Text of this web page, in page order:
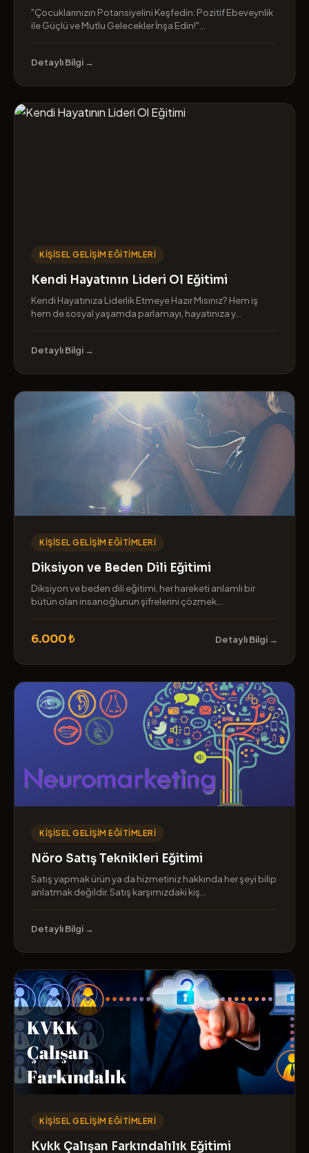
"Çocuklarınızın Potansiyelini Keşfedin: Pozitif Ebeveynlik
ile Güçlü ve Mutlu Gelecekler İnşa Edin!"...
Detaylı Bilgi →
KIŞISEL GELIŞIM EĞITIMLERI
Kendi Hayatının Lideri Ol Eğitimi
Kendi Hayatınıza Liderlik Etmeye Hazır Mısınız? Hem iş
hem de sosyal yaşamda parlamayı, hayatınıza y...
Detaylı Bilgi →
KIŞISEL GELIŞIM EĞITIMLERI
Diksiyon ve Beden Dili Eğitimi
Diksiyon ve beden dili eğitimi, her hareketi anlamlı bir
bütün olan insanoğlunun şifrelerini çözmek...
6.000 ₺ Detaylı Bilgi →
KIŞISEL GELIŞIM EĞITIMLERI
Nöro Satış Teknikleri Eğitimi
Satış yapmak ürün ya da hizmetiniz hakkında her şeyi bilip
anlatmak değildir. Satış karşımızdaki kiş...
Detaylı Bilgi →
KIŞISEL GELIŞIM EĞITIMLERI
Kvkk Çalışan Farkındalılık Eğitimi